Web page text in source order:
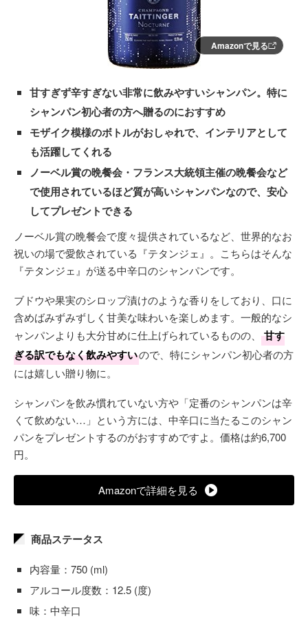
Amazonで見る
甘すぎず辛すぎない非常に飲みやすいシャンパン。特に
シャンパン初心者の方へ贈るのにおすすめ
モザイク模様のボトルがおしゃれで、インテリアとして
も活躍してくれる
ノーベル賞の晩餐会・フランス大統領主催の晩餐会など
で使用されているほど質が高いシャンパンなので、安心
してプレゼントできる
ノーベル賞の晩餐会で度々提供されているなど、世界的なお
祝いの場で愛飲されている『テタンジェ』。こちらはそんな
『テタンジェ』が送る中辛口のシャンパンです。
ブドウや果実のシロップ漬けのような香りをしており、口に
含めばみずみずしく甘美な味わいを楽しめます。一般的なシ
ャンパンよりも大分甘めに仕上げられているものの、
甘す
ぎる訳でもなく飲みやすいので、特にシャンパン初心者の方
には嬉しい贈り物に。
シャンパンを飲み慣れていない方や「定番のシャンパンは辛
くて飲めない…」という方には、中辛口に当たるこのシャン
パンをプレゼントするのがおすすめですよ。価格は約6,700
円。
Amazonで詳細を見る
商品ステータス
内容量：750 (ml)
アルコール度数：12.5 (度)
味：中辛口